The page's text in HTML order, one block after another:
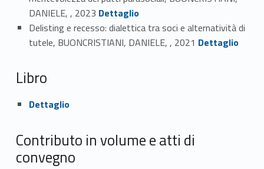
DANIELE, , 2023 Link identifier #identifier_person_8582-2Dettaglio
Delisting e recesso: dialettica tra soci e alternatività di
tutele, BUONCRISTIANI, DANIELE, , 2021 Link identifier #identifier_person_188391-3Dettaglio
Libro
Link identifier #identifier_person_17903-4
Dettaglio
Contributo in volume e atti di
convegno